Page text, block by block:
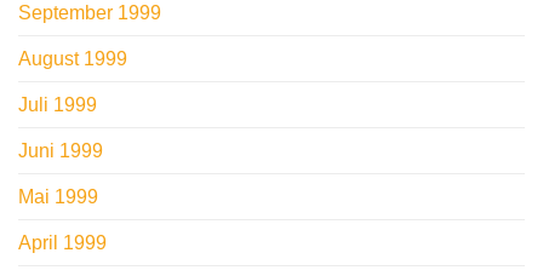
September 1999
August 1999
Juli 1999
Juni 1999
Mai 1999
April 1999